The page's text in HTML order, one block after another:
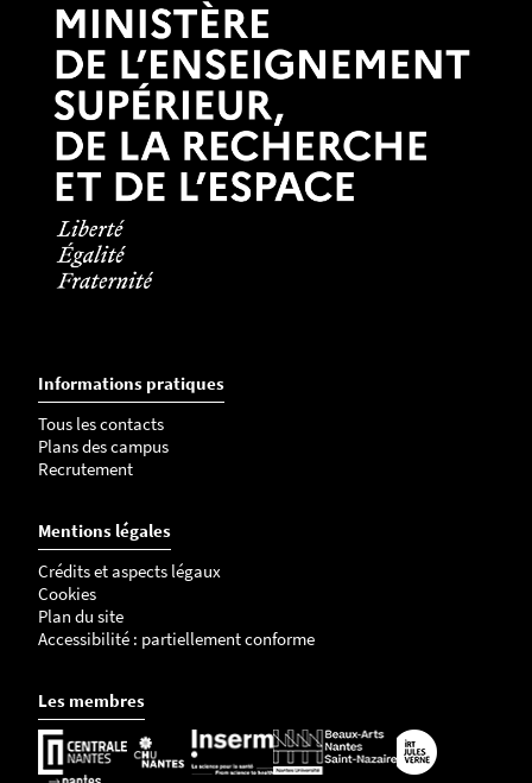
Informations pratiques
Tous les contacts
Plans des campus
Recrutement
Mentions légales
Crédits et aspects légaux
Cookies
Plan du site
Accessibilité : partiellement conforme
Les membres